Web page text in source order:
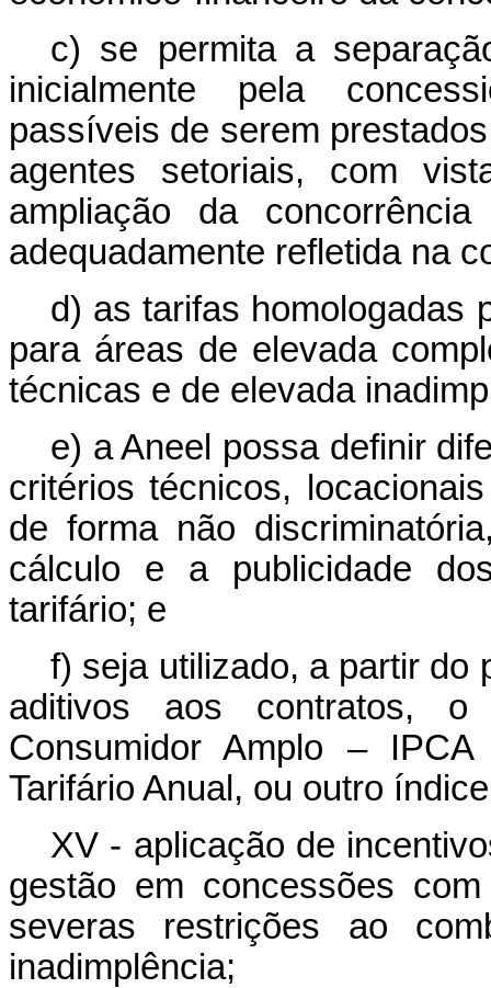
c) se permita a
inicialmente pela
passíveis de serem
agentes setoriais, com
ampliação da
adequadamente refletida na
d) as tarifas homologadas
para áreas de elevada
técnicas e de elevada
e) a Aneel possa definir
critérios técnicos,
de forma não
cálculo e a publicidade
tarifário; e
f) seja utilizado, a partir do
aditivos aos contratos,
Consumidor Amplo –
Tarifário Anual, ou outro
XV - aplicação de
gestão em concessões
severas restrições ao
inadimplência;